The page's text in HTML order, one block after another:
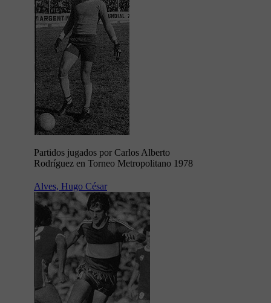
Partidos jugados por Carlos Alberto
Rodríguez en Torneo Metropolitano 1978
Alves, Hugo César